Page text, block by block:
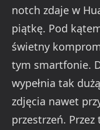
notch zdaje w
piątkę. Pod
świetny
tym smartfonie.
wypełnia tak
zdjęcia nawet
przestrzeń.